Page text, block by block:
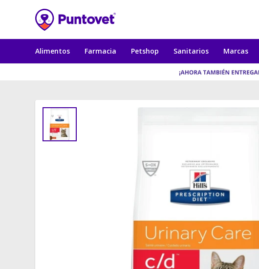
Alimentos Farmacia Petshop Sanitarios Marcas